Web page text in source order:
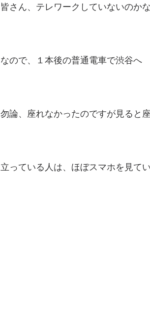
皆さん、テレワークしていないのか
なので、１本後の普通電車で渋谷へ
勿論、座れなかったのですが見ると
立っている人は、ほぼスマホを見てい